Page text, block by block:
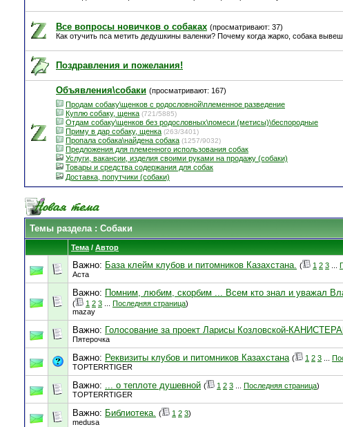
Все вопросы новичков о собаках (просматривают: 37)
Как отучить пса метить дедушкины валенки? Почему когда жарко, собака
Поздравления и пожелания!
Объявления\собаки (просматривают: 167)
Продам собаку\щенков с родословной\племенное разведение
Куплю собаку, щенка (721/5885)
Отдам собаку\щенков без родословных\помеси (метисы)\беспородные
Приму в дар собаку, щенка (263/3401)
Пропала собака\найдена собака (1257/9032)
Предложения для племенного использования собак
Услуги, вакансии, изделия своими руками на продажу (собаки)
Товары и средства содержания для собак
Доставка, попутчики (собаки)
Темы раздела: Собаки
Тема / Автор
Важно: База клейм клубов и питомников Казахстана. ( 1 2 3
Аста
Важно: Помним, любим, скорбим ... Всем кто знал и уважал
( 1 2 3 Последняя страница)
mazay
Важно: Голосование за проект Ларисы Козловской-
Пятерочка
Важно: Реквизиты клубов и питомников Казахстана ( 1 2 3
TOPTERRTIGER
Важно: ... о теплоте душевной ( 1 2 3 Последняя страница)
TOPTERRTIGER
Важно: Библиотека. ( 1 2 3)
medusa